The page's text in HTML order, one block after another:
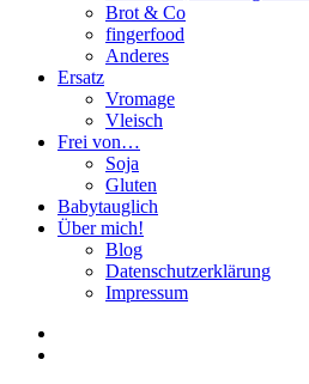
Brot & Co
fingerfood
Anderes
Ersatz
Vromage
Vleisch
Frei von…
Soja
Gluten
Babytauglich
Über mich!
Blog
Datenschutzerklärung
Impressum